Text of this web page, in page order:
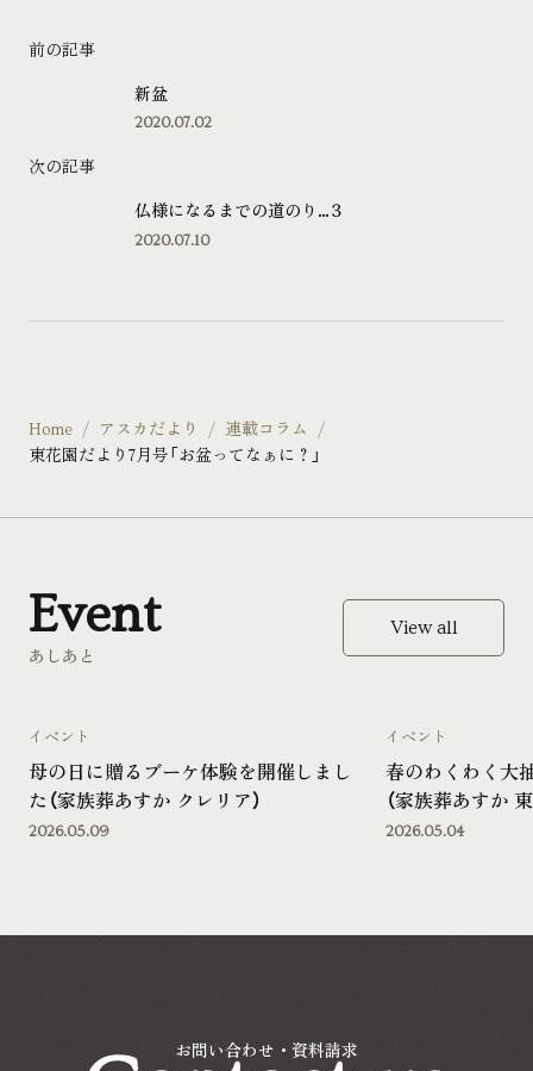
前の記事
新盆
2020.07.02
次の記事
仏様になるまでの道のり...３
2020.07.10
Home アスカだより
連載コラム
東花園だより7月号「お盆ってなぁに？」
あしあと
Event View all
母の日に贈るブーケ体験を開催しまし
た（家族葬あすか クレリア）
イベント
2026.05.09
春のわくわく大
（家族葬あすか
イベント
2026.05.04
お問い合わせ・資料請求